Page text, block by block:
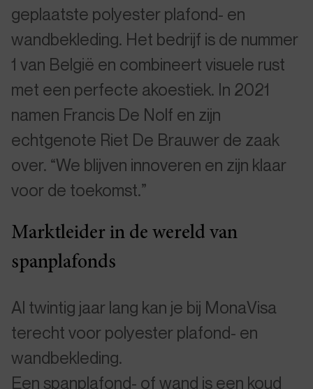
geplaatste polyester plafond- en
wandbekleding. Het bedrijf is de nummer
1 van België en combineert visuele rust
met een perfecte akoestiek. In 2021
namen Francis De Nolf en zijn
echtgenote Riet De Brauwer de zaak
over. “We blijven innoveren en zijn klaar
voor de toekomst.”
Marktleider in de wereld van
spanplafonds
Al twintig jaar lang kan je bij MonaVisa
terecht voor polyester plafond- en
wandbekleding.
Een spanplafond- of wand is een koud